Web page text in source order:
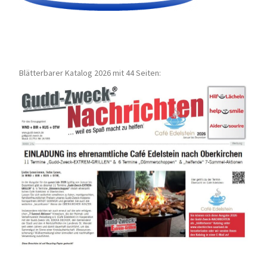
Blätterbarer Katalog 2026 mit 44 Seiten: